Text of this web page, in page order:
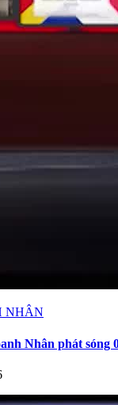
NHÂN
Nhân phát sóng